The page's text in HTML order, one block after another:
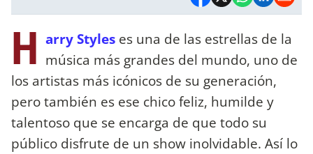
H arry Styles es una de las estrellas de la
música más grandes del mundo, uno de
los artistas más icónicos de su generación,
pero también es ese chico feliz, humilde y
talentoso que se encarga de que todo su
público disfrute de un show inolvidable. Así lo